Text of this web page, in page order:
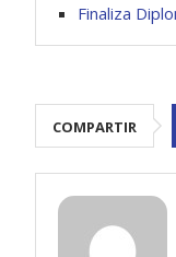
Finaliza
COMPARTIR